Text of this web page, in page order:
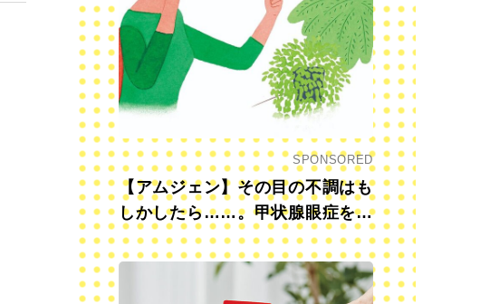
SPONSORED
【アムジェン】その目の不調はも
しかしたら……。甲状腺眼症を知
っていますか？